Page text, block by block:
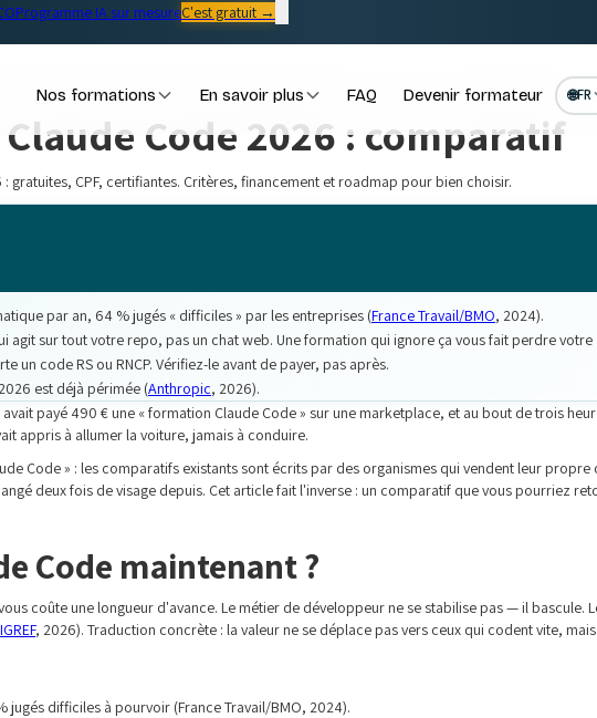
Programme IA sur mesureC'est gratuit →
Nos formations En savoir plus FAQ Devenir formateur 🌐FR
Code 2026 : comparatif
gratuites, CPF, certifiantes. Critères, financement et roadmap pour bien choisir.
par an, 64 % jugés « difficiles » par les entreprises (France Travail/BMO, 2024).
agit sur tout votre repo, pas un chat web. Une formation qui ignore ça vous fait perdre votre
un code RS ou RNCP. Vérifiez-le avant de payer, pas après.
est déjà périmée (Anthropic, 2026).
payé 490 € une « formation Claude Code » sur une marketplace, et au bout de trois
appris à allumer la voiture, jamais à conduire.
Code » : les comparatifs existants sont écrits par des organismes qui vendent leur
deux fois de visage depuis. Cet article fait l'inverse : un comparatif que vous pourriez
Code maintenant ?
coûte une longueur d'avance. Le métier de développeur ne se stabilise pas — il bascule.
, 2026). Traduction concrète : la valeur ne se déplace pas vers ceux qui codent vite,
difficiles à pourvoir (France Travail/BMO, 2024).